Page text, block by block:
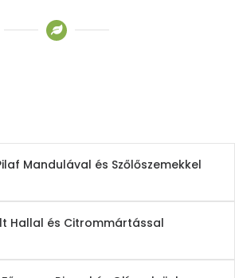
Mandulával és Szőlőszemekkel
Hallal és Citrommártással